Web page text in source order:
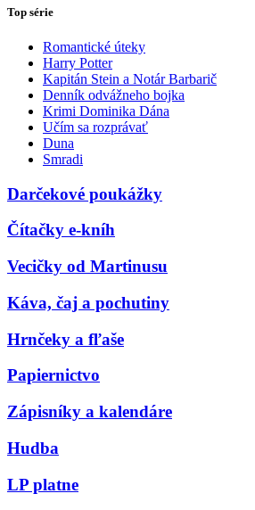
Top série
Romantické úteky
Harry Potter
Kapitán Stein a Notár Barbarič
Denník odvážneho bojka
Krimi Dominika Dána
Učím sa rozprávať
Duna
Smradi
Darčekové poukážky
Čítačky e-kníh
Vecičky od Martinusu
Káva, čaj a pochutiny
Hrnčeky a fľaše
Papiernictvo
Zápisníky a kalendáre
Hudba
LP platne